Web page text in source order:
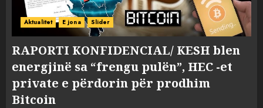
Aktualitet E jona Slider
RAPORTI KONFIDENCIAL/ KESH blen
energjinë sa “frengu pulën”, HEC -et
private e përdorin për prodhim
Bitcoin